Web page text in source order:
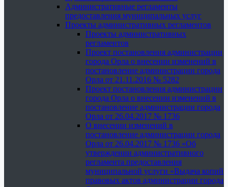
Административные регламенты
предоставления муниципальных услуг
Проекты административных регламентов
Проекты административных
регламентов
Проект постановления администрации
города Орла о внесении изменений в
постановление администрации города
Орла от 21.11.2016 № 5282
Проект постановления администрации
города Орла о внесении изменений в
постановление администрации города
Орла от 26.04.2017 № 1736
О внесении изменений в
постановление администрации города
Орла от 26.04.2017 № 1736 «Об
утверждении административного
регламента предоставления
муниципальной услуги «Выдача копий
правовых актов администрации города